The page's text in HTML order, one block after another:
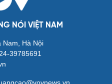
NÓI VIỆT NAM
Nam, Hà Nội
39785691